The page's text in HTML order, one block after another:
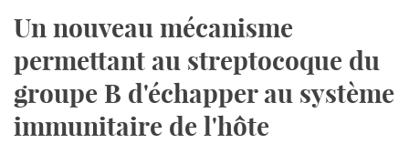
Un nouveau mécanisme
permettant au streptocoque du
groupe B d'échapper au système
immunitaire de l'hôte